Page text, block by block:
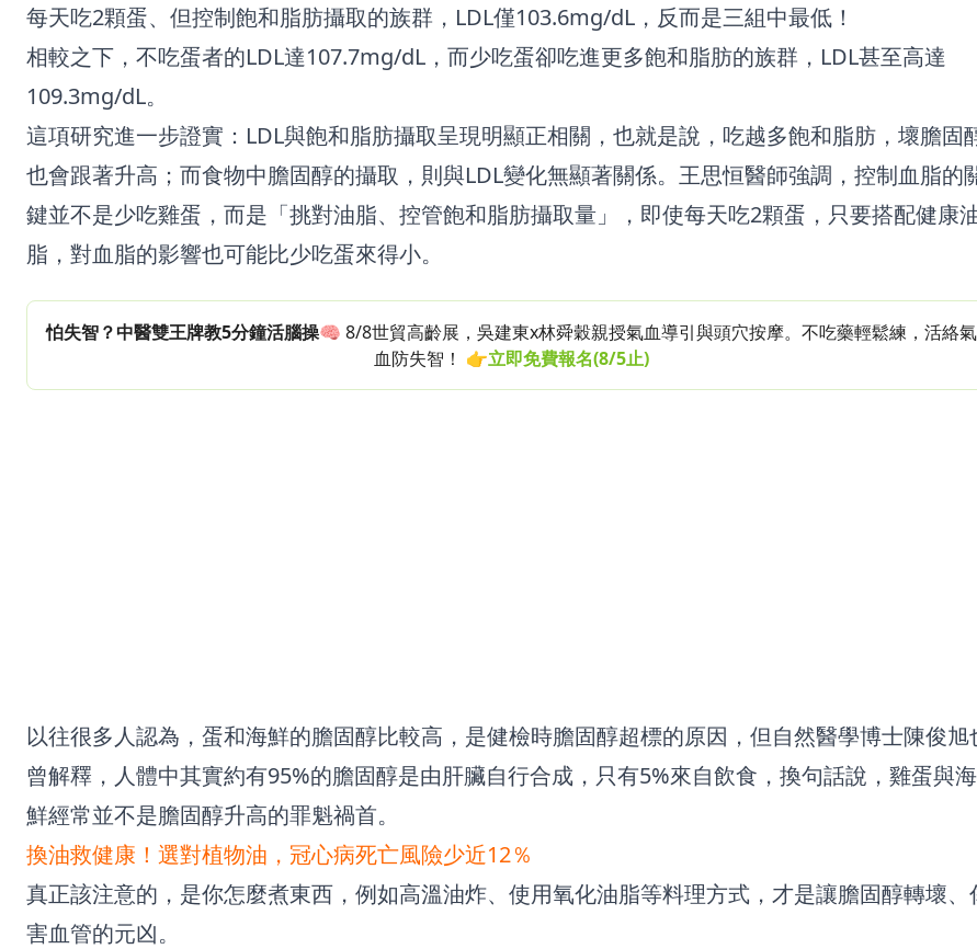
每天吃2顆蛋、但控制飽和脂肪攝取的族群，LDL僅103.6mg/dL，反而是三組中最低！
相較之下，不吃蛋者的LDL達107.7mg/dL，而少吃蛋卻吃進更多飽和脂肪的族群，LDL甚至高達
109.3mg/dL。
這項研究進一步證實：LDL與飽和脂肪攝取呈現明顯正相關，也就是說，吃越多飽和脂肪，壞膽固
也會跟著升高；而食物中膽固醇的攝取，則與LDL變化無顯著關係。王思恒醫師強調，控制血脂的
鍵並不是少吃雞蛋，而是「挑對油脂、控管飽和脂肪攝取量」，即使每天吃2顆蛋，只要搭配健康
脂，對血脂的影響也可能比少吃蛋來得小。
怕失智？中醫雙王牌教5分鐘活腦操🧠 8/8世貿高齡展，吳建東x林舜穀親授氣血導引與頭穴按摩。不吃藥輕鬆練，活絡氣
血防失智！ 👉立即免費報名(8/5止)
以往很多人認為，蛋和海鮮的膽固醇比較高，是健檢時膽固醇超標的原因，但自然醫學博士陳俊旭
曾解釋，人體中其實約有95%的膽固醇是由肝臟自行合成，只有5%來自飲食，換句話說，雞蛋與海
鮮經常並不是膽固醇升高的罪魁禍首。
換油救健康！選對植物油，冠心病死亡風險少近12％
真正該注意的，是你怎麼煮東西，例如高溫油炸、使用氧化油脂等料理方式，才是讓膽固醇轉壞、
害血管的元凶。